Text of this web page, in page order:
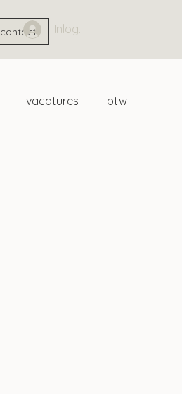
contact Inloggen
vacatures btw